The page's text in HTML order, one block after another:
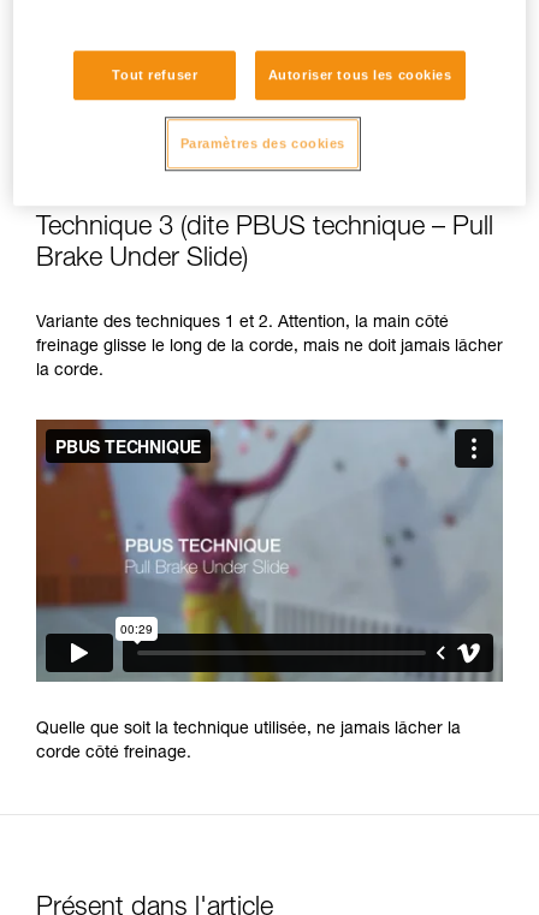
Technique 3 (dite PBUS technique – Pull
Brake Under Slide)
Variante des techniques 1 et 2. Attention, la main côté
freinage glisse le long de la corde, mais ne doit jamais lâcher
la corde.
Quelle que soit la technique utilisée, ne jamais lâcher la
corde côté freinage.
Présent dans l'article
Tout refuser Autoriser tous les cookies
Paramètres des cookies